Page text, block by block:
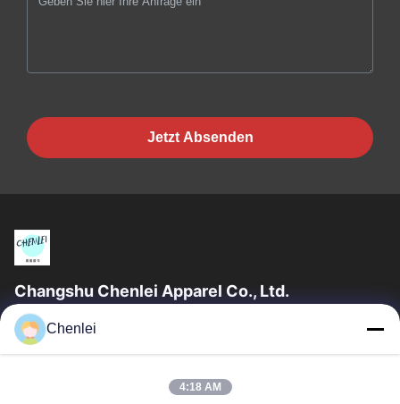
Jetzt Absenden
Changshu Chenlei Apparel Co., Ltd.
CHANGSHU CHENLEI APPAREL CO., LTD Unsere Fabrik wurde
2011 gegründet und befindet sich in der Stadt Suzhou, Provinz
Schnelle Verbindungen
Chenlei
4:18 AM